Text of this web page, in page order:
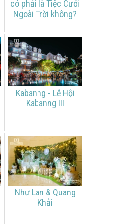
có phải là Tiệc Cưới
Ngoài Trời không?
Kabanng - Lễ Hội
Kabanng III
Như Lan & Quang
Khải